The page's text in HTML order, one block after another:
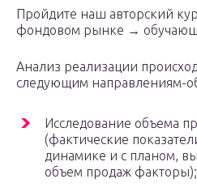
Пройдите наш авторский
фондовом рынке →
Анализ реализации
следующим направлениям-
Исследование объема
(фактические
динамике и с планом,
объем продаж факторы);